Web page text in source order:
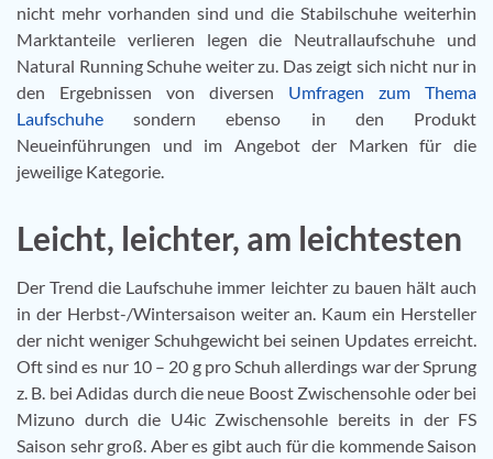
nicht mehr vorhanden sind und die Stabilschuhe weiterhin
Marktanteile verlieren legen die Neutrallaufschuhe und
Natural Running Schuhe weiter zu. Das zeigt sich nicht nur in
den Ergebnissen von diversen Umfragen zum Thema
Laufschuhe sondern ebenso in den Produkt
Neueinführungen und im Angebot der Marken für die
jeweilige Kategorie.
Leicht, leichter, am leichtesten
Der Trend die Laufschuhe immer leichter zu bauen hält auch
in der Herbst-/Wintersaison weiter an. Kaum ein Hersteller
der nicht weniger Schuhgewicht bei seinen Updates erreicht.
Oft sind es nur 10 – 20 g pro Schuh allerdings war der Sprung
z. B. bei Adidas durch die neue Boost Zwischensohle oder bei
Mizuno durch die U4ic Zwischensohle bereits in der FS
Saison sehr groß. Aber es gibt auch für die kommende Saison